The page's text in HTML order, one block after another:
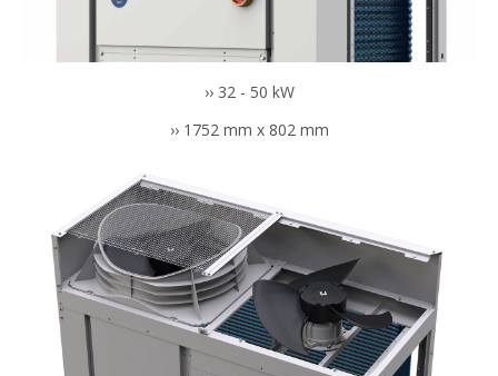
›› 32 - 50 kW
›› 1752 mm x 802 mm